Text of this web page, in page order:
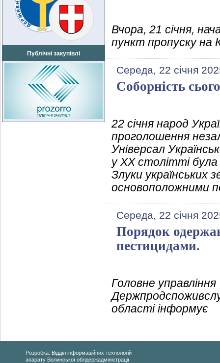
Публічні закупівлі
Вчора, 21 січня,
пункт пропуску на
Середа, 22 січня
Соборність
22 січня народ
проголошення
Універсал
у XX столітті
Злуки українських
основоположними
Середа, 22 січня
Порядок
пестицидами.
Головне управління
області інформує
Розробка: Відділ інформаційних технологій
апарату Волинської облдержадміністрації